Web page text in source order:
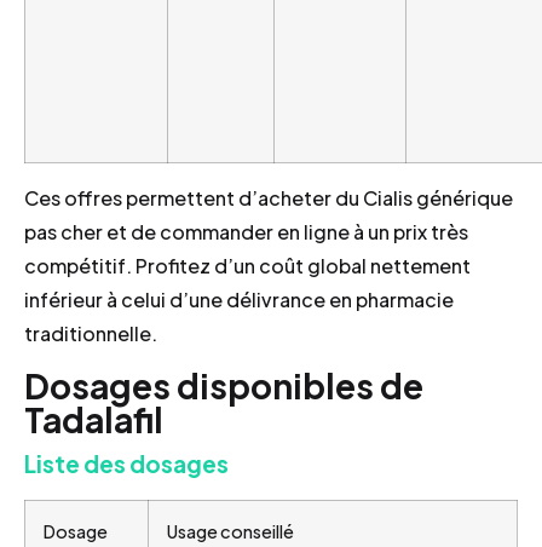
Ces offres permettent d’acheter du Cialis générique
pas cher et de commander en ligne à un prix très
compétitif. Profitez d’un coût global nettement
inférieur à celui d’une délivrance en pharmacie
traditionnelle.
Dosages disponibles de
Tadalafil
Liste des dosages
Dosage Usage conseillé